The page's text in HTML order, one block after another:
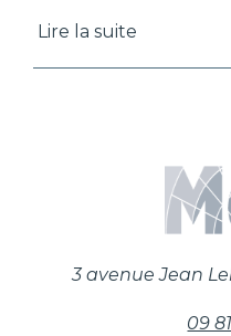
Lire la suite
3 avenue Jean
09